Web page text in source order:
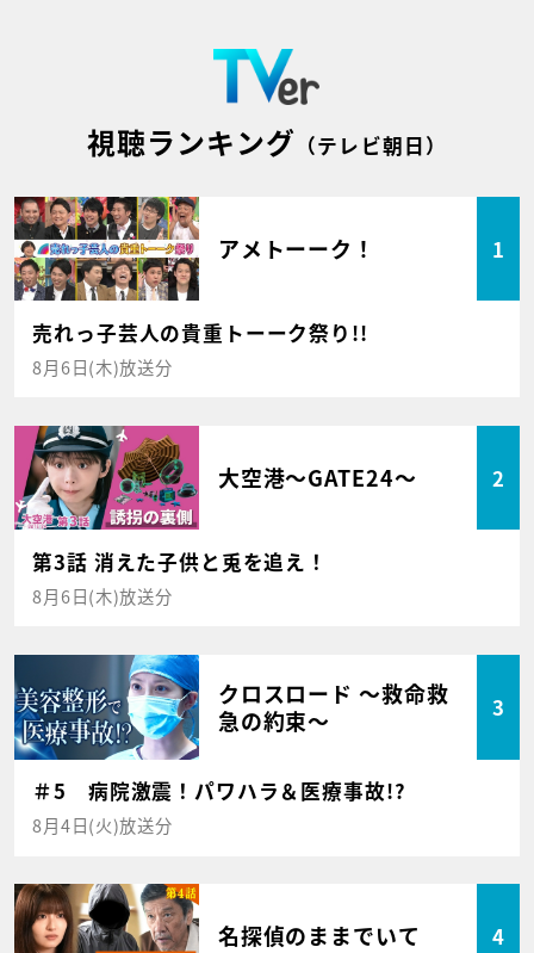
視聴ランキング （テレビ朝日）
アメトーーク！ 1
売れっ子芸人の貴重トーーク祭り!!
8月6日(木)放送分
大空港～GATE24～ 2
第3話 消えた子供と兎を追え！
8月6日(木)放送分
クロスロード ～救命救
急の約束～
3
＃5 病院激震！パワハラ＆医療事故!?
8月4日(火)放送分
名探偵のままでいて 4